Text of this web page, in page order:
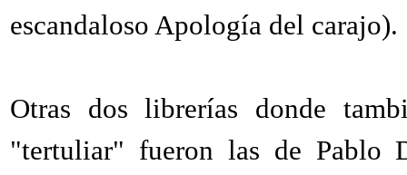
escandaloso Apología del carajo).
Otras dos librerías donde
"tertuliar" fueron las de Pablo